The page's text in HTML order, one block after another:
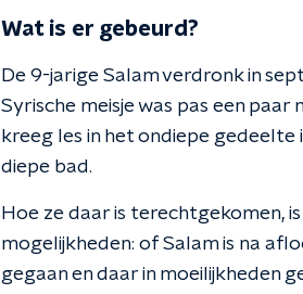
Wat is er gebeurd?
De 9-jarige Salam verdronk in
Syrische meisje was pas een
kreeg les in het ondiepe gedeelte
diepe bad.
Hoe ze daar is terechtgekomen,
mogelijkheden: of Salam is na
gegaan en daar in moeilijkheden